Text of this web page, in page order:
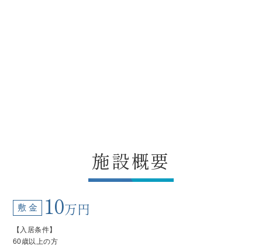
施設概要
敷 金 10万円
【入居条件】
60歳以上の方